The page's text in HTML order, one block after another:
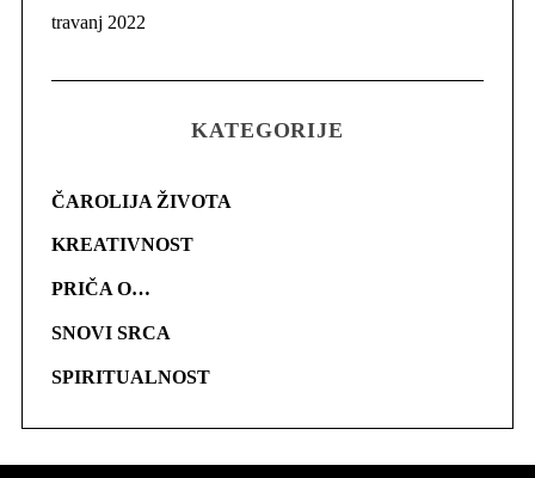
travanj 2022
KATEGORIJE
ČAROLIJA ŽIVOTA
KREATIVNOST
PRIČA O…
SNOVI SRCA
SPIRITUALNOST